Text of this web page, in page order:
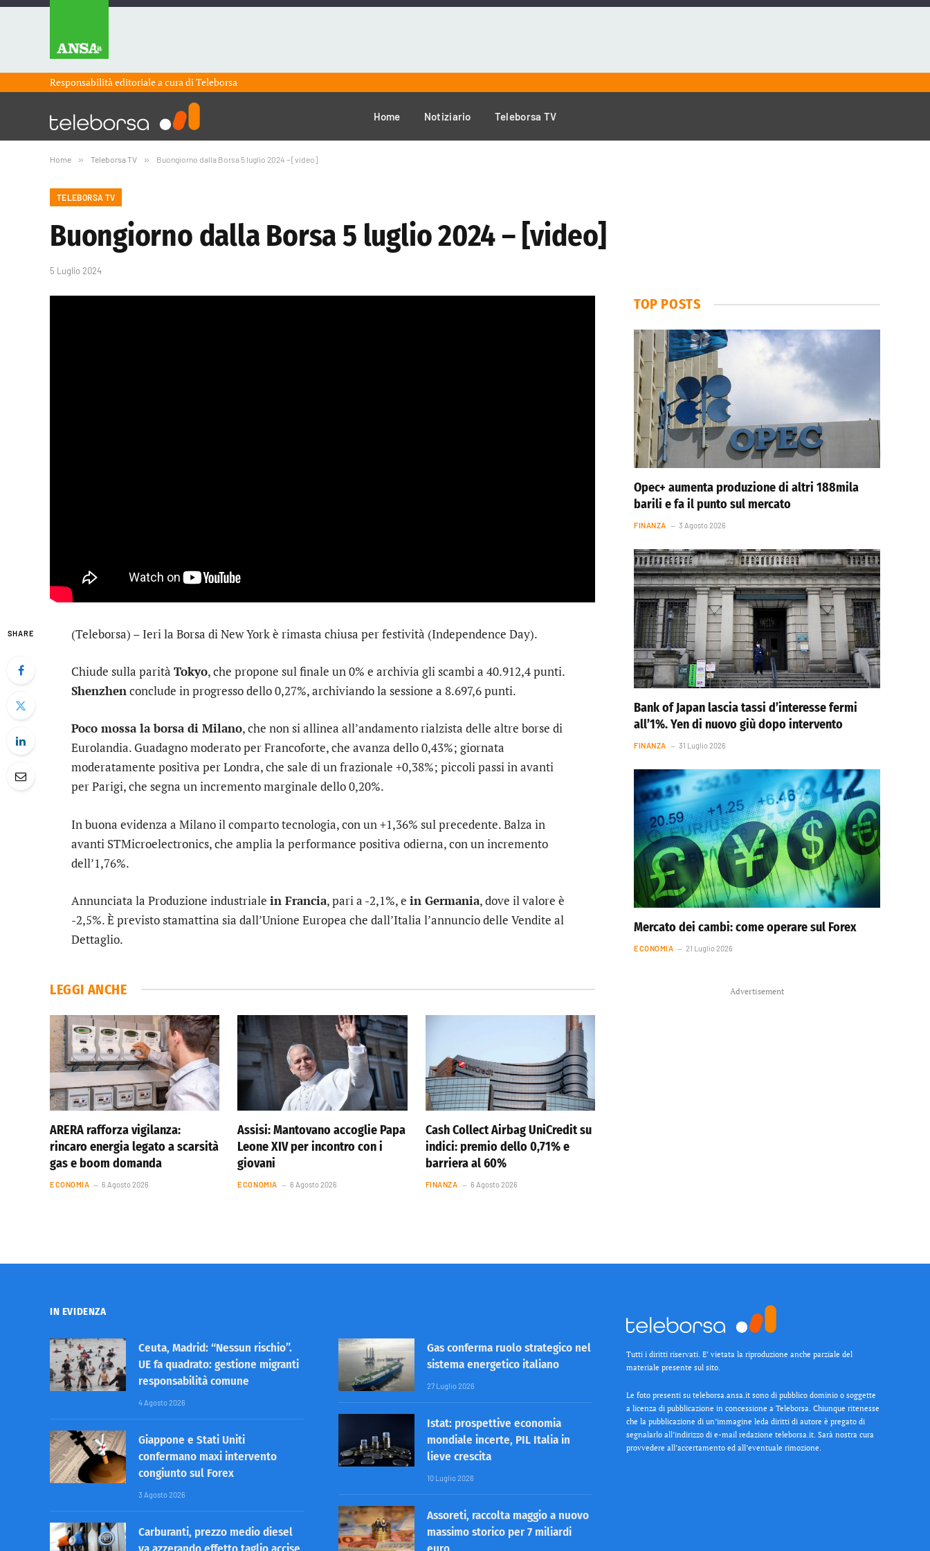
Responsabilità editoriale a cura diTeleborsa
Home Notiziario Teleborsa TV
Home » Teleborsa TV » Buongiorno dalla Borsa 5 luglio 2024 – [video]
TELEBORSA TV
Buongiorno dalla Borsa 5 luglio 2024 – [video]
5 Luglio 2024
SHARE (Teleborsa) – Ieri la Borsa di New York è rimasta chiusa per festività (Independence Day).
Chiude sulla parità Tokyo, che propone sul finale un 0% e archivia gli scambi a 40.912,4 punti.
Shenzhenconclude in progresso dello 0,27%, archiviando la sessione a 8.697,6 punti.
Poco mossa la borsa di Milano, che non si allinea all’andamento rialzista delle altre borse di
Eurolandia. Guadagno moderato perFrancoforte, che avanza dello 0,43%; giornata
moderatamente positiva perLondra, che sale di un frazionale +0,38%; piccoli passi in avanti
perParigi, che segna un incremento marginale dello 0,20%.
In buona evidenza a Milano il compartotecnologia, con un +1,36% sul precedente. Balza in
avanti STMicroelectronics, che amplia la performance positiva odierna, con un incremento
dell’1,76%.
Annunciata la Produzione industriale in Francia, pari a -2,1%, e in Germania, dove il valore è
-2,5%. È previsto stamattina sia dall’Unione Europea che dall’Italia l’annuncio delle Vendite al
Dettaglio.
LEGGI ANCHE
ARERA rafforza vigilanza:
rincaro energia legato a scarsità
gas e boom domanda
ECONOMIA 6 Agosto 2026
Assisi: Mantovano accoglie Papa
Leone XIV per incontro con i
giovani
ECONOMIA 6 Agosto 2026
Cash Collect Airbag UniCredit su
indici: premio dello 0,71% e
barriera al 60%
FINANZA 6 Agosto 2026
TOP POSTS
Opec+ aumenta produzione di altri 188mila
barili e fa il punto sul mercato
FINANZA 3 Agosto 2026
Bank of Japan lascia tassi d’interesse fermi
all’1%. Yen di nuovo giù dopo intervento
FINANZA 31 Luglio 2026
Mercato dei cambi: come operare sul Forex
ECONOMIA 21 Luglio 2026
Advertisement
IN EVIDENZA
Ceuta, Madrid: “Nessun rischio”.
UE fa quadrato: gestione migranti
responsabilità comune
4 Agosto 2026
Giappone e Stati Uniti
confermano maxi intervento
congiunto sul Forex
3 Agosto 2026
Carburanti, prezzo medio diesel
Gas conferma ruolo strategico nel
sistema energetico italiano
27 Luglio 2026
Istat: prospettive economia
mondiale incerte, PIL Italia in
lieve crescita
10 Luglio 2026
Assoreti, raccolta maggio a nuovo
massimo storico per 7 miliardi
Tutti i diritti riservati. E’ vietata la riproduzione anche parziale del
materiale presente sul sito.
Le foto presenti su teleborsa.ansa.it sono di pubblico dominio o soggette
a licenza di pubblicazione in concessione a Teleborsa. Chiunque ritenesse
che la pubblicazione di un’immagine leda diritti di autore è pregato di
segnalarlo all’indirizzo di e-mail redazione teleborsa.it. Sarà nostra cura
provvedere all’accertamento ed all’eventuale rimozione.